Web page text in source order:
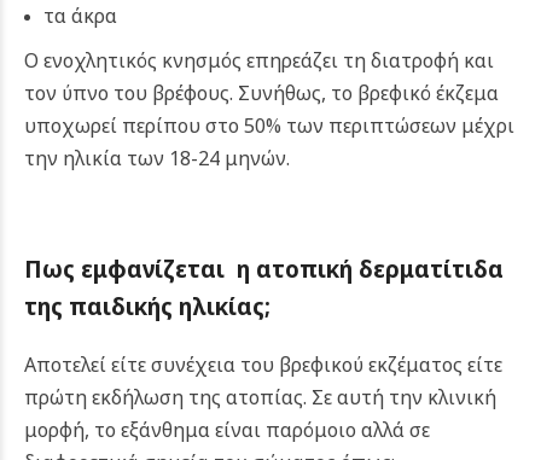
τα άκρα
Ο ενοχλητικός κνησμός επηρεάζει τη διατροφή και
τον ύπνο του βρέφους. Συνήθως, το βρεφικό έκζεμα
υποχωρεί περίπου στο 50% των περιπτώσεων μέχρι
την ηλικία των 18-24 μηνών.
Πως εμφανίζεται η ατοπική δερματίτιδα
της παιδικής ηλικίας;
Αποτελεί είτε συνέχεια του βρεφικού εκζέματος είτε
πρώτη εκδήλωση της ατοπίας. Σε αυτή την κλινική
μορφή, το εξάνθημα είναι παρόμοιο αλλά σε